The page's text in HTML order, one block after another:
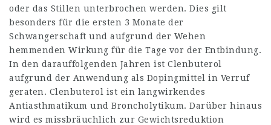
oder das Stillen unterbrochen werden. Dies gilt
besonders für die ersten 3 Monate der
Schwangerschaft und aufgrund der Wehen
hemmenden Wirkung für die Tage vor der Entbindung.
In den darauffolgenden Jahren ist Clenbuterol
aufgrund der Anwendung als Dopingmittel in Verruf
geraten. Clenbuterol ist ein langwirkendes
Antiasthmatikum und Broncholytikum. Darüber hinaus
wird es missbräuchlich zur Gewichtsreduktion